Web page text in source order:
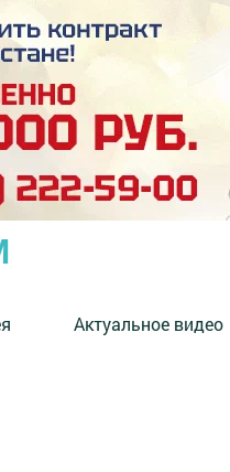
Актуальное видео